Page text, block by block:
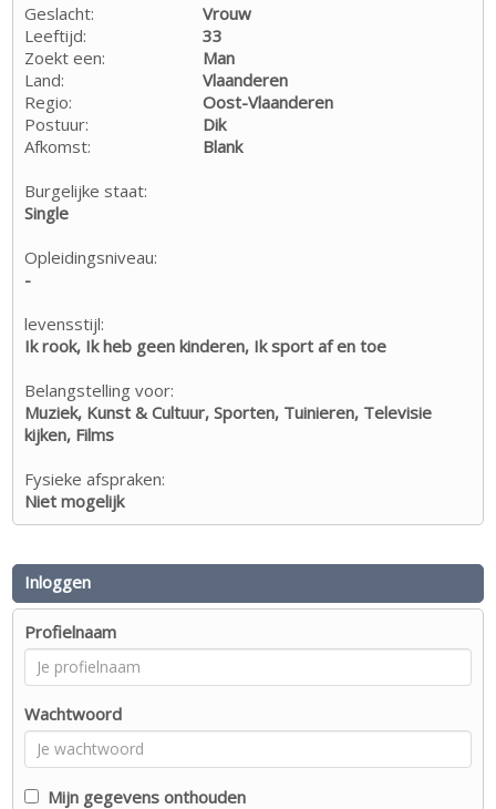
Geslacht:
Vrouw
Leeftijd:
33
Zoekt een:
Man
Land:
Vlaanderen
Regio:
Oost-Vlaanderen
Postuur:
Dik
Afkomst:
Blank
Burgelijke staat:
Single
Opleidingsniveau:
-
levensstijl:
Ik rook, Ik heb geen kinderen, Ik sport af en toe
Belangstelling voor:
Muziek, Kunst & Cultuur, Sporten, Tuinieren, Televisie
kijken, Films
Fysieke afspraken:
Niet mogelijk
Inloggen
Profielnaam
Wachtwoord
Mijn gegevens onthouden